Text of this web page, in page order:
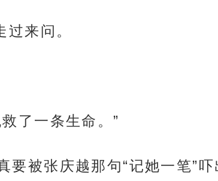
来问。
了一条生命。”
要被张庆越那句“记她一笔”